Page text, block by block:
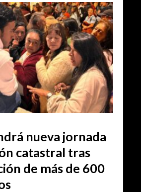
nueva jornada
catastral tras
de más de 600